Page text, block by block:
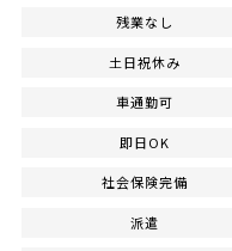
残業なし
土日祝休み
車通勤可
即日OK
社会保険完備
派遣